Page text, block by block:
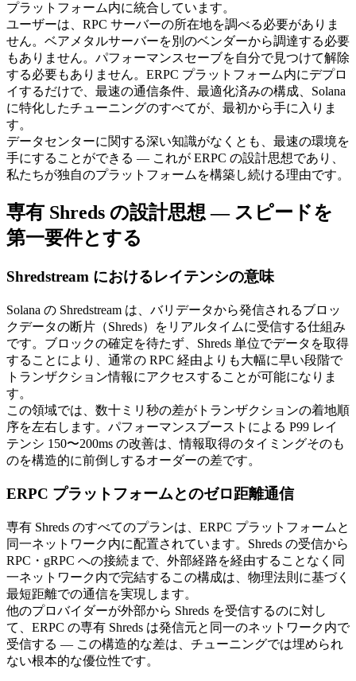
プラットフォーム内に統合しています。
ユーザーは、RPC サーバーの所在地を調べる必要がありま
せん。ベアメタルサーバーを別のベンダーから調達する必要
もありません。パフォーマンスセーブを自分で見つけて解除
する必要もありません。ERPC プラットフォーム内にデプロ
イするだけで、最速の通信条件、最適化済みの構成、Solana
に特化したチューニングのすべてが、最初から手に入りま
す。
データセンターに関する深い知識がなくとも、最速の環境を
手にすることができる — これが ERPC の設計思想であり、
私たちが独自のプラットフォームを構築し続ける理由です。
専有 Shreds の設計思想 — スピードを
第一要件とする
Shredstream におけるレイテンシの意味
Solana の Shredstream は、バリデータから発信されるブロッ
クデータの断片（Shreds）をリアルタイムに受信する仕組み
です。ブロックの確定を待たず、Shreds 単位でデータを取得
することにより、通常の RPC 経由よりも大幅に早い段階で
トランザクション情報にアクセスすることが可能になりま
す。
この領域では、数十ミリ秒の差がトランザクションの着地順
序を左右します。パフォーマンスブーストによる P99 レイ
テンシ 150〜200ms の改善は、情報取得のタイミングそのも
のを構造的に前倒しするオーダーの差です。
ERPC プラットフォームとのゼロ距離通信
専有 Shreds のすべてのプランは、ERPC プラットフォームと
同一ネットワーク内に配置されています。Shreds の受信から
RPC・gRPC への接続まで、外部経路を経由することなく同
一ネットワーク内で完結するこの構成は、物理法則に基づく
最短距離での通信を実現します。
他のプロバイダーが外部から Shreds を受信するのに対し
て、ERPC の専有 Shreds は発信元と同一のネットワーク内で
受信する — この構造的な差は、チューニングでは埋められ
ない根本的な優位性です。